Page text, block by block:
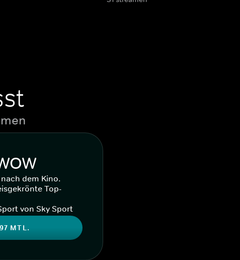
dem Kino.
Top-
von Sky Sport
MTL.